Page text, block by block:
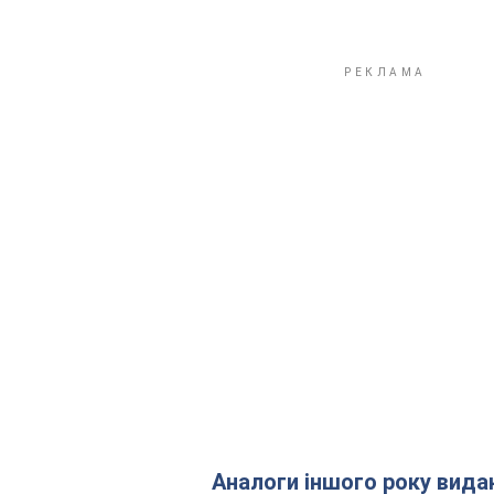
Аналоги іншого року